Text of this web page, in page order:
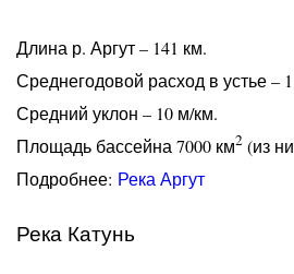
Длина р. Аргут – 141 км.
Среднегодовой расход в устье –
Средний уклон – 10 м/км.
Площадь бассейна 7000 км2 (из
Подробнее: Река Аргут
Река Катунь